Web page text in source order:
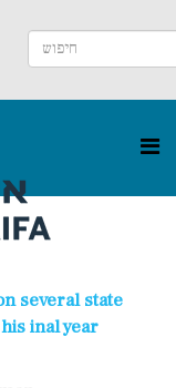
several state
inal year